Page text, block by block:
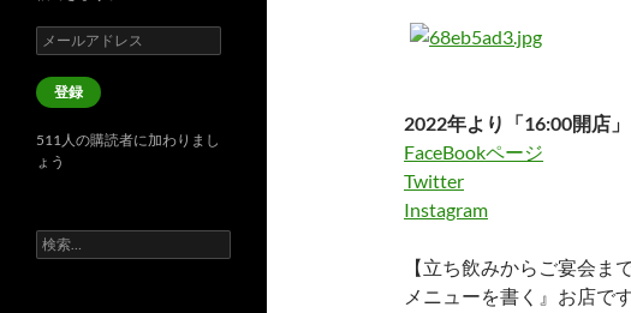
2022年より「16:00開店
FaceBookページ
Twitter
Instagram
【立ち飲みからご宴会ま
メニューを書く』お店で
メ
ー
ル
ア
レ
ス
登録
511人の購読者に加わりまし
ょう
検
索: